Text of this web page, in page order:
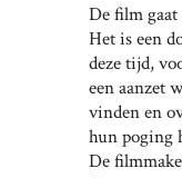
De film gaat
Het is een
deze tijd,
een aanzet
vinden en
hun poging
De